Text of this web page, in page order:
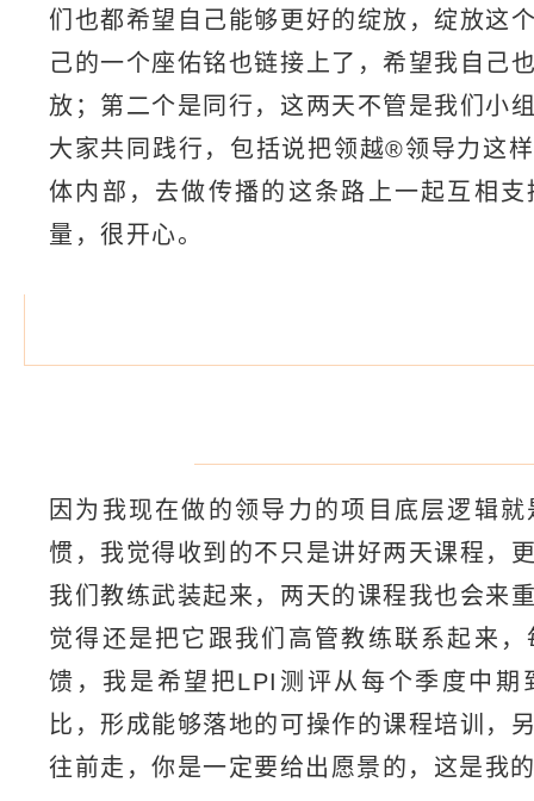
们也都希望自己能够更好的绽放，绽放这
己的一个座佑铭也链接上了，希望我自己
放；第二个是同行，这两天不管是我们小
大家共同践行，包括说把领越®领导力这
体内部，去做传播的这条路上一起互相
量，很开心。
因为我现在做的领导力的项目底层逻辑
惯，我觉得收到的不只是讲好两天课程，
我们教练武装起来，两天的课程我也会来
觉得还是把它跟我们高管教练联系起来
馈，我是希望把LPI测评从每个季度中期
比，形成能够落地的可操作的课程培训，
往前走，你是一定要给出愿景的，这是我